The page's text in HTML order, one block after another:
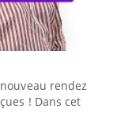
rendez-
! Dans cet